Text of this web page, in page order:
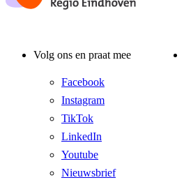
Volg ons en praat mee
Facebook
Instagram
TikTok
LinkedIn
Youtube
Nieuwsbrief